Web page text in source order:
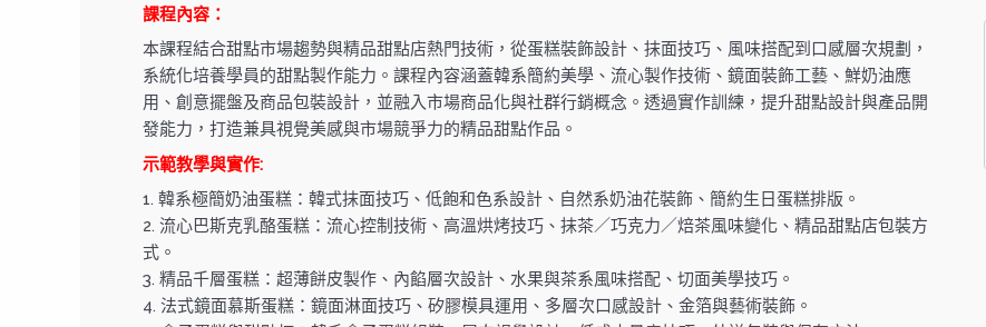
課程內容：
本課程結合甜點市場趨勢與精品甜點店熱門技術，從蛋糕裝飾設計、抹面技巧、風味搭配到口感層次規劃，
系統化培養學員的甜點製作能力。課程內容涵蓋韓系簡約美學、流心製作技術、鏡面裝飾工藝、鮮奶油應
用、創意擺盤及商品包裝設計，並融入市場商品化與社群行銷概念。透過實作訓練，提升甜點設計與產品開
發能力，打造兼具視覺美感與市場競爭力的精品甜點作品。
示範教學與實作:
1. 韓系極簡奶油蛋糕：韓式抹面技巧、低飽和色系設計、自然系奶油花裝飾、簡約生日蛋糕排版。
2. 流心巴斯克乳酪蛋糕：流心控制技術、高溫烘烤技巧、抹茶／巧克力／焙茶風味變化、精品甜點店包裝方
式。
3. 精品千層蛋糕：超薄餅皮製作、內餡層次設計、水果與茶系風味搭配、切面美學技巧。
4. 法式鏡面慕斯蛋糕：鏡面淋面技巧、矽膠模具運用、多層次口感設計、金箔與藝術裝飾。